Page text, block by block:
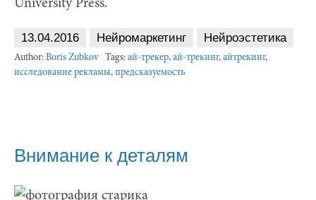
University Press.
13.04.2016 Нейромаркетинг Нейроэстетика
Author: Boris Zubkov Tags: ай-трекер, ай-трекинг, айтрекинг,
исследование рекламы, предсказуемость
Внимание к деталям